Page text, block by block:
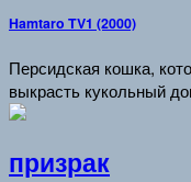
Hamtaro TV1 (2000)
Персидская кошка,
выкрасть кукольный
призрак